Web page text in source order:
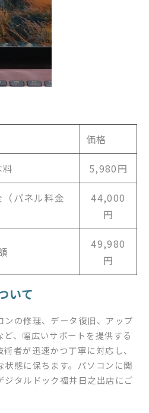
価格
5,980円
パネル料金
44,000
円
49,980
円
いて
ンの修理、データ復旧、アップ
、幅広いサポートを提供する
者が迅速かつ丁寧に対応し、
状態に保ちます。パソコンに関
ジタルドック福井日之出店にご